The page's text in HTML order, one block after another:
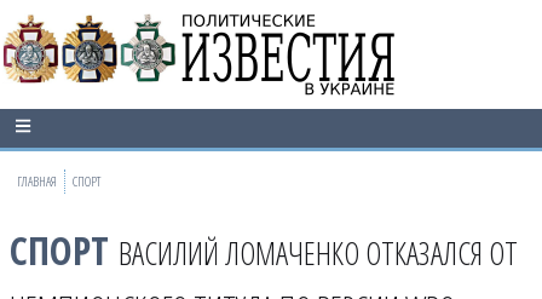
ГЛАВНАЯ СПОРТ
СПОРТ ВАСИЛИЙ ЛОМАЧЕНКО ОТКАЗАЛСЯ ОТ